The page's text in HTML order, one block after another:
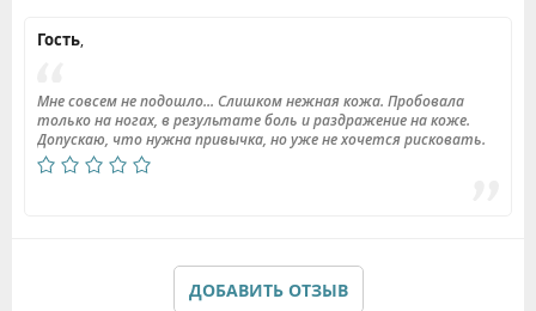
Гость,
Мне совсем не подошло... Слишком нежная кожа. Пробовала
только на ногах, в результате боль и раздражение на коже.
Допускаю, что нужна привычка, но уже не хочется рисковать.
ДОБАВИТЬ ОТЗЫВ